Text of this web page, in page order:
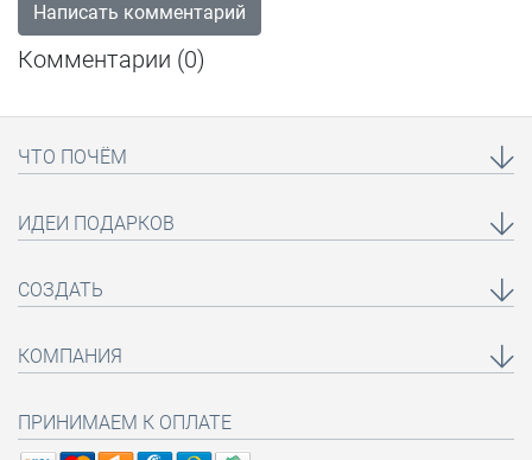
Написать комментарий
Комментарии (0)
ЧТО ПОЧЁМ
ИДЕИ ПОДАРКОВ
СОЗДАТЬ
КОМПАНИЯ
ПРИНИМАЕМ К ОПЛАТЕ